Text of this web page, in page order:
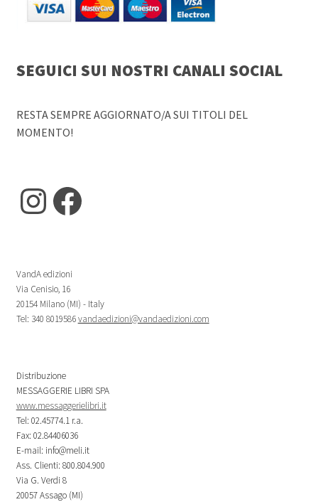
SEGUICI SUI NOSTRI CANALI SOCIAL
RESTA SEMPRE AGGIORNATO/A SUI TITOLI DEL
MOMENTO!
Instagram
Facebook
VandA edizioni
Via Cenisio, 16
20154 Milano (MI) - Italy
Tel: 340 8019586vandaedizioni@vandaedizioni.com
Distribuzione
MESSAGGERIE LIBRI SPA
www.messaggerielibri.it
Tel: 02.45774.1 r.a.
Fax: 02.84406036
E-mail: info@meli.it
Ass. Clienti: 800.804.900
Via G. Verdi 8
20057 Assago (MI)